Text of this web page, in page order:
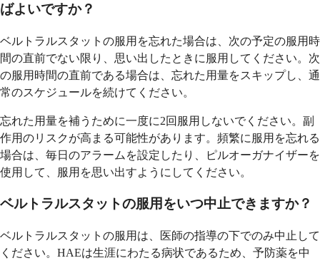
ばよいですか？
ベルトラルスタットの服用を忘れた場合は、次の予定の服用時
間の直前でない限り、思い出したときに服用してください。次
の服用時間の直前である場合は、忘れた用量をスキップし、通
常のスケジュールを続けてください。
忘れた用量を補うために一度に2回服用しないでください。副
作用のリスクが高まる可能性があります。頻繁に服用を忘れる
場合は、毎日のアラームを設定したり、ピルオーガナイザーを
使用して、服用を思い出すようにしてください。
ベルトラルスタットの服用をいつ中止できますか？
ベルトラルスタットの服用は、医師の指導の下でのみ中止して
ください。HAEは生涯にわたる病状であるため、予防薬を中